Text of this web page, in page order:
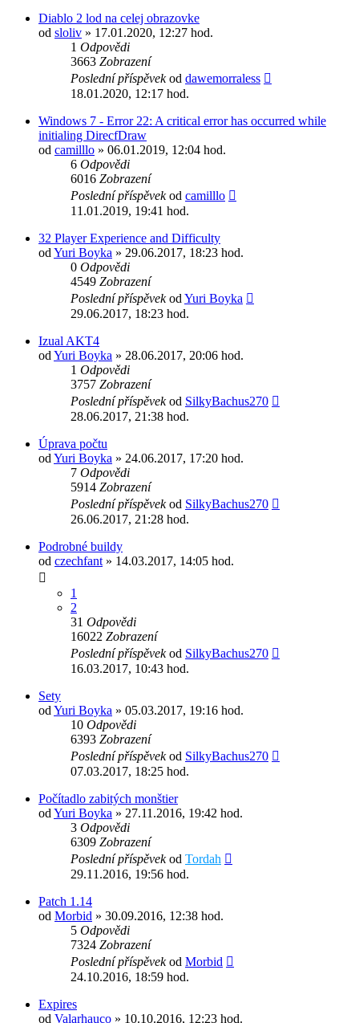
Diablo 2 lod na celej obrazovke
od sloliv » 17.01.2020, 12:27 hod.
1 Odpovědi
3663 Zobrazení
Poslední příspěvekod dawemorraless
18.01.2020, 12:17 hod.
Windows 7 - Error 22: A critical error has occurred while
initialing DirecfDraw
od camilllo » 06.01.2019, 12:04 hod.
6 Odpovědi
6016 Zobrazení
Poslední příspěvekod camilllo
11.01.2019, 19:41 hod.
32 Player Experience and Difficulty
od Yuri Boyka » 29.06.2017, 18:23 hod.
0 Odpovědi
4549 Zobrazení
Poslední příspěvekod Yuri Boyka
29.06.2017, 18:23 hod.
Izual AKT4
od Yuri Boyka » 28.06.2017, 20:06 hod.
1 Odpovědi
3757 Zobrazení
Poslední příspěvekod SilkyBachus270
28.06.2017, 21:38 hod.
Úprava počtu
od Yuri Boyka » 24.06.2017, 17:20 hod.
7 Odpovědi
5914 Zobrazení
Poslední příspěvekod SilkyBachus270
26.06.2017, 21:28 hod.
Podrobné buildy
od czechfant » 14.03.2017, 14:05 hod.
1
2
31 Odpovědi
16022 Zobrazení
Poslední příspěvekod SilkyBachus270
16.03.2017, 10:43 hod.
Sety
od Yuri Boyka » 05.03.2017, 19:16 hod.
10 Odpovědi
6393 Zobrazení
Poslední příspěvekod SilkyBachus270
07.03.2017, 18:25 hod.
Počítadlo zabitých monštier
od Yuri Boyka » 27.11.2016, 19:42 hod.
3 Odpovědi
6309 Zobrazení
Poslední příspěvekod Tordah
29.11.2016, 19:56 hod.
Patch 1.14
od Morbid » 30.09.2016, 12:38 hod.
5 Odpovědi
7324 Zobrazení
Poslední příspěvekod Morbid
24.10.2016, 18:59 hod.
Expires
od Valarhauco » 10.10.2016, 12:23 hod.